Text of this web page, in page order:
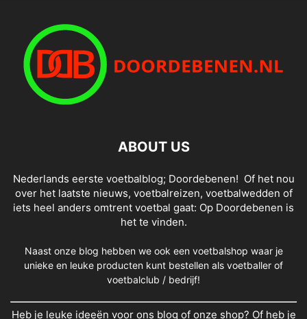
ABOUT US
Nederlands eerste voetbalblog; Doordebenen! Of het nou
over het laatste nieuws, voetbalreizen, voetbalwedden of
iets heel anders omtrent voetbal gaat: Op Doordebenen is
het te vinden.
Naast onze blog hebben we ook een voetbalshop waar je
unieke en leuke producten kunt bestellen als voetballer of
voetbalclub / bedrijf!
Heb je leuke ideeën voor ons blog of onze shop? Of heb je